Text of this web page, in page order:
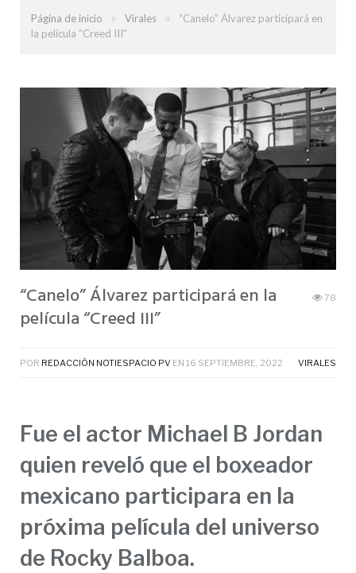
Página de inicio » Virales »
“Canelo” Álvarez participará en
la película “Creed III”
“Canelo” Álvarez participará en la
película “Creed III”
78
POR REDACCIÓN NOTIESPACIO PV EN 16 SEPTIEMBRE, 2022 VIRALES
Fue el actor Michael B Jordan
quien reveló que el boxeador
mexicano participara en la
próxima película del universo
de Rocky Balboa.